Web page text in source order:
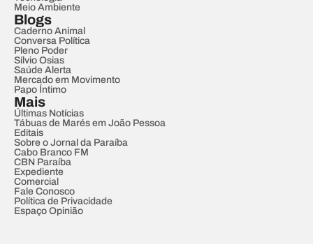
Meio Ambiente
Blogs
Caderno Animal
Conversa Política
Pleno Poder
Sílvio Osias
Saúde Alerta
Mercado em Movimento
Papo Íntimo
Mais
Últimas Notícias
Tábuas de Marés em João Pessoa
Editais
Sobre o Jornal da Paraíba
Cabo Branco FM
CBN Paraíba
Expediente
Comercial
Fale Conosco
Política de Privacidade
Espaço Opinião